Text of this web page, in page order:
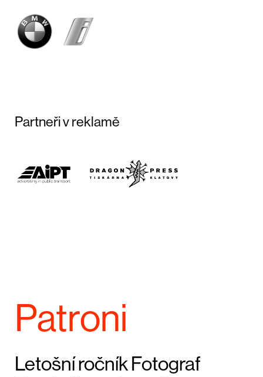
Partneři v reklamě
Patroni
Letošní ročník Fotograf